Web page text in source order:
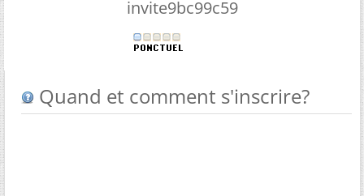
invite9bc99c59
Quand et comment s'inscrire?